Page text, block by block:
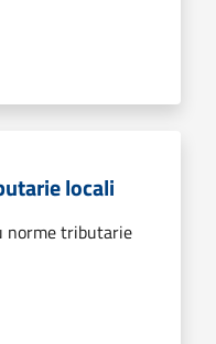
locali
norme tributarie